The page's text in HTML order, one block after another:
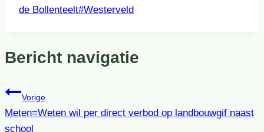
de Bollenteelt#Westerveld
Bericht navigatie
Vorige
Meten=Weten wil per direct verbod op landbouwgif naast
school